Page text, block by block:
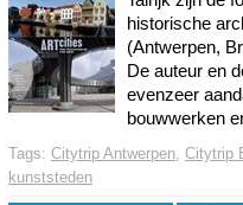
historische
(Antwerpen,
De auteur en
evenzeer
bouwwerken
Tags: Citytrip Antwerpen, Citytrip
kunststeden